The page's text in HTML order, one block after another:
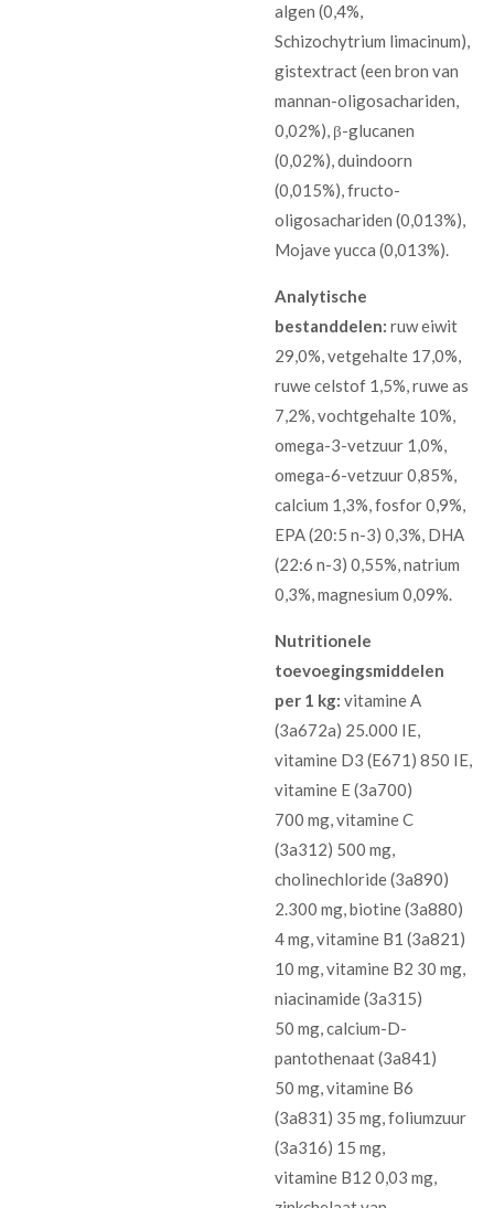
algen (0,4%,
Schizochytrium limacinum),
gistextract (een bron van
mannan-oligosachariden,
0,02%), β-glucanen
(0,02%), duindoorn
(0,015%), fructo-
oligosachariden (0,013%),
Mojave yucca (0,013%).
Analytische
bestanddelen: ruw eiwit
29,0%, vetgehalte 17,0%,
ruwe celstof 1,5%, ruwe as
7,2%, vochtgehalte 10%,
omega-3-vetzuur 1,0%,
omega-6-vetzuur 0,85%,
calcium 1,3%, fosfor 0,9%,
EPA (20:5 n-3) 0,3%, DHA
(22:6 n-3) 0,55%, natrium
0,3%, magnesium 0,09%.
Nutritionele
toevoegingsmiddelen
per 1 kg: vitamine A
(3a672a) 25.000 IE,
vitamine D3 (E671) 850 IE,
vitamine E (3a700)
700 mg, vitamine C
(3a312) 500 mg,
cholinechloride (3a890)
2.300 mg, biotine (3a880)
4 mg, vitamine B1 (3a821)
10 mg, vitamine B2 30 mg,
niacinamide (3a315)
50 mg, calcium-D-
pantothenaat (3a841)
50 mg, vitamine B6
(3a831) 35 mg, foliumzuur
(3a316) 15 mg,
vitamine B12 0,03 mg,